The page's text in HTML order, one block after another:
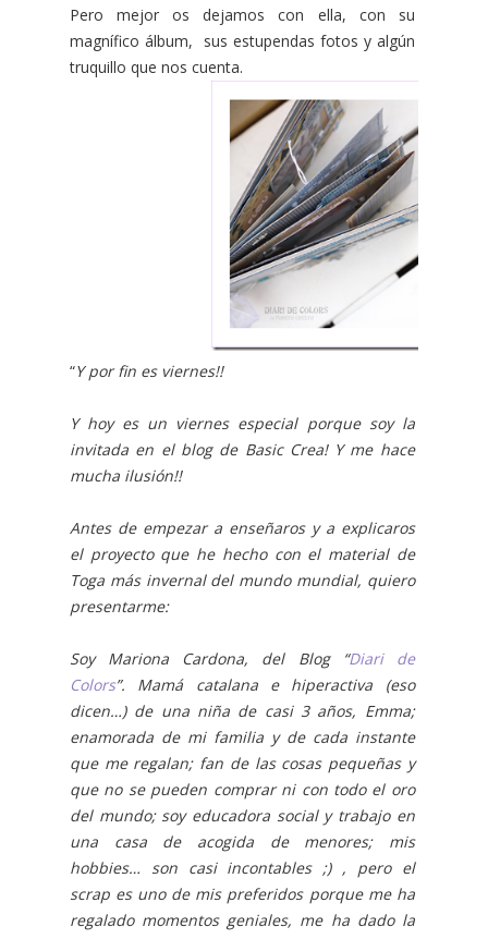
Pero mejor os dejamos con ella, con su
magnífico álbum, sus estupendas fotos y algún
truquillo que nos cuenta.
“Y por fin es viernes!!
Y hoy es un viernes especial porque soy la
invitada en el blog de Basic Crea! Y me hace
mucha ilusión!!
Antes de empezar a enseñaros y a explicaros
el proyecto que he hecho con el material de
Toga más invernal del mundo mundial, quiero
presentarme:
Soy Mariona Cardona, del Blog “Diari de
Colors”. Mamá catalana e hiperactiva (eso
dicen…) de una niña de casi 3 años, Emma;
enamorada de mi familia y de cada instante
que me regalan; fan de las cosas pequeñas y
que no se pueden comprar ni con todo el oro
del mundo; soy educadora social y trabajo en
una casa de acogida de menores; mis
hobbies… son casi incontables ;) , pero el
scrap es uno de mis preferidos porque me ha
regalado momentos geniales, me ha dado la